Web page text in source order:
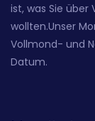
ist, was Sie über
wollten.Unser
Vollmond- und
Datum.